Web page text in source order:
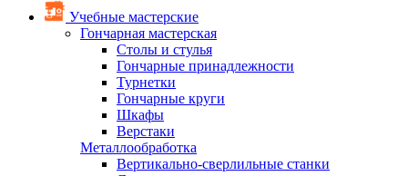
Учебные мастерские
Гончарная мастерская
Столы и стулья
Гончарные принадлежности
Турнетки
Гончарные круги
Шкафы
Верстаки
Металлообработка
Вертикально-сверлильные станки